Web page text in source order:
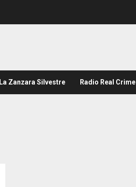
La Zanzara Silvestre Radio Real Crime